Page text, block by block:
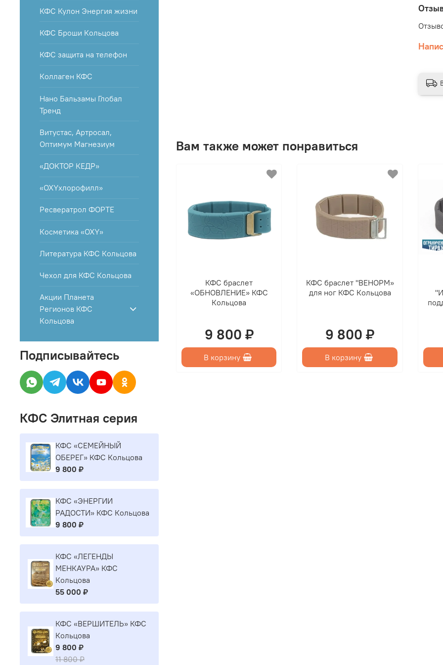
Вам также может понравиться
КФС браслет
«ОБНОВЛЕНИЕ» КФС
Кольцова
9 800 ₽
В корзину
КФС браслет "ВЕНОРМ»
для ног КФС Кольцова
9 800 ₽
В корзину
КФС Кулон Энергия жизни
КФС Броши Кольцова
КФС защита на телефон
Коллаген КФС
Нано Бальзамы Глобал
Тренд
Витустас, Артросал,
Оптимум Магнезиум
«ДОКТОР КЕДР»
«OXYхлорофилл»
Ресвератрол ФОРТЕ
Косметика «OXY»
Литература КФС Кольцова
Чехол для КФС Кольцова
Акции Планета
Регионов КФС
Кольцова
Подписывайтесь
КФС Элитная серия
КФС «СЕМЕЙНЫЙ
ОБЕРЕГ» КФС Кольцова
9 800 ₽
КФС «ЭНЕРГИИ
РАДОСТИ» КФС Кольцова
9 800 ₽
КФС «ЛЕГЕНДЫ
МЕНКАУРА» КФС
Кольцова
55 000 ₽
КФС «ВЕРШИТЕЛЬ» КФС
Кольцова
9 800 ₽
11 800 ₽